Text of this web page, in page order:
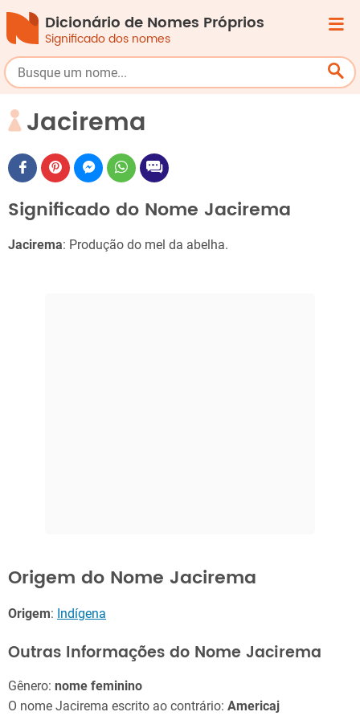
Dicionário de Nomes Próprios
Significado dos nomes
Jacirema
Significado do Nome Jacirema
Jacirema: Produção do mel da abelha.
Origem do Nome Jacirema
Origem: Indígena
Outras Informações do Nome Jacirema
Gênero: nome feminino
O nome Jacirema escrito ao contrário: Americaj